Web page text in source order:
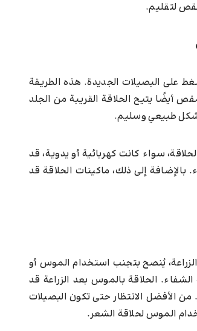
لتقليم.
على البصيلات الجديدة. هذه الطريقة
أيضًا يتيح الحلاقة القريبة من الجلد
بشكل طبيعي وسليم.
سواء كانت كهربائية أو يدوية، قد
إلى ذلك، ماكينات الحلاقة قد
يُنصح بتجنب استخدام الموس أو
الحلاقة بالموس بعد الزراعة قد
من الأفضل الانتظار حتى تكون البصيلات